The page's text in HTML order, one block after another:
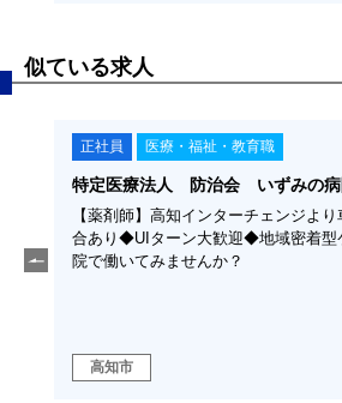
似ている求人
え
正社員 医療・福祉・教育職
特定医療法人 防治会 いずみの
【薬剤師】高知インターチェンジよ
合あり◆UIターン大歓迎◆地域密着型
院で働いてみませんか？
高知市